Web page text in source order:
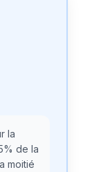
la
de la
moitié